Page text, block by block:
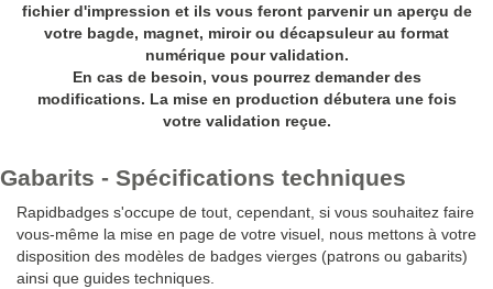
fichier d'impression et ils vous feront parvenir un aperçu de
votre bagde, magnet, miroir ou décapsuleur au format
numérique pour validation.
En cas de besoin, vous pourrez demander des
modifications. La mise en production débutera une fois
votre validation reçue.
Gabarits - Spécifications techniques
Rapidbadges s'occupe de tout, cependant, si vous souhaitez faire
vous-même la mise en page de votre visuel, nous mettons à votre
disposition des modèles de badges vierges (patrons ou gabarits)
ainsi que guides techniques.